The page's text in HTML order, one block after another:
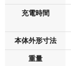
充電時間
本体外形寸法
重量